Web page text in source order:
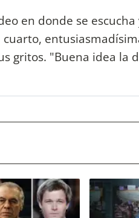
en donde se escucha
gritos. "Buena idea la